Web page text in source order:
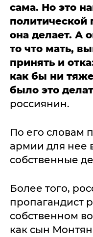
сама. Но это
политической
она делает. А
то что мать,
принять и
как бы ни
было это
россиянин.
По его словам
армии для нее
собственные
Более того,
пропагандист
собственном
как сын